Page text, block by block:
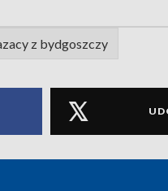
z bydgoszczy